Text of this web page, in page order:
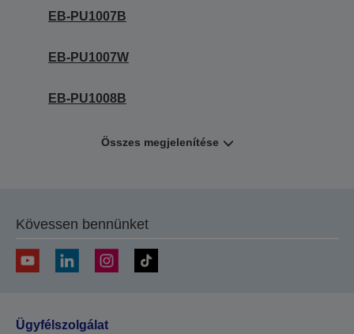
EB-PU1007B
EB-PU1007W
EB-PU1008B
Összes megjelenítése
Kövessen bennünket
Ügyfélszolgálat